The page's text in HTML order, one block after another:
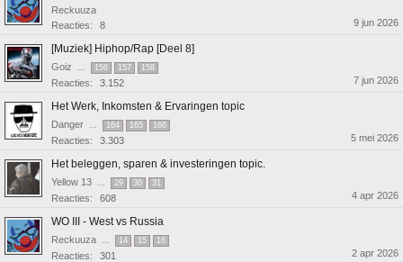
Reckuuza
Reacties:
8 9 jun 2026
[Muziek] Hiphop/Rap [Deel 8]
Goiz ... 156 157 158
Reacties: 3.152 7 jun 2026
Het Werk, Inkomsten & Ervaringen topic
Danger ... 164 165 166
Reacties: 3.303 5 mei 2026
Het beleggen, sparen & investeringen topic.
Yellow 13 ... 29 30 31
Reacties: 608 4 apr 2026
WO III - West vs Russia
Reckuuza ... 14 15 16
Reacties: 301 2 apr 2026